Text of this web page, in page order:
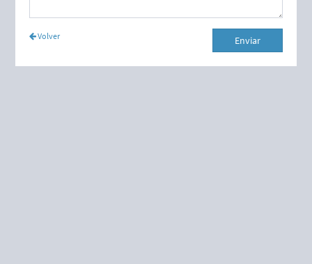
Volver Enviar